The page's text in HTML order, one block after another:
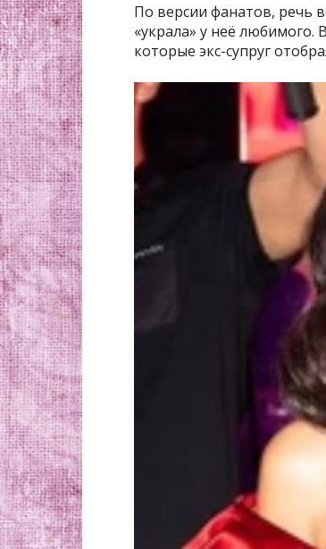
По версии фанатов, речь
«украла» у неё
которые экс-супруг